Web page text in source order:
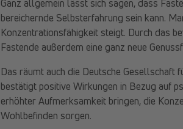
Ganz allgemein lässt sich sagen, dass
bereichernde Selbsterfahrung sein kann.
Konzentrationsfähigkeit steigt. Durch das
Fastende außerdem eine ganz neue
Das räumt auch die Deutsche Gesellschaft
bestätigt positive Wirkungen in Bezug auf
erhöhter Aufmerksamkeit bringen, die
Wohlbefinden sorgen.